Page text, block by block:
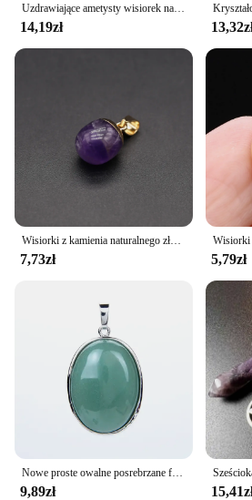
Uzdrawiające ametysty wisiorek naszyjniki z kamienia naturalnego dalmacja kształt prostokąta naszyjnik charms dla mężczyzn łańcuch z czarnej skóry naszyjniki
14,19zł
Wisiorki z kamienia naturalnego złoty kolor owalne ametysty wykwintne kryształowe zawieszki do tworzenia biżuterii naszyjnik Diy akcesoria do kolczyków
7,73zł 5,79zł
9,89zł